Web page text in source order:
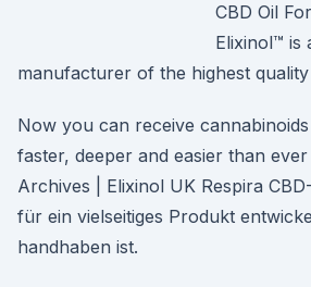
CBD Oil
Elixinol™ is
manufacturer of the highest
Now you can receive
faster, deeper and easier than
Archives | Elixinol UK Respira
für ein vielseitiges Produkt
handhaben ist.